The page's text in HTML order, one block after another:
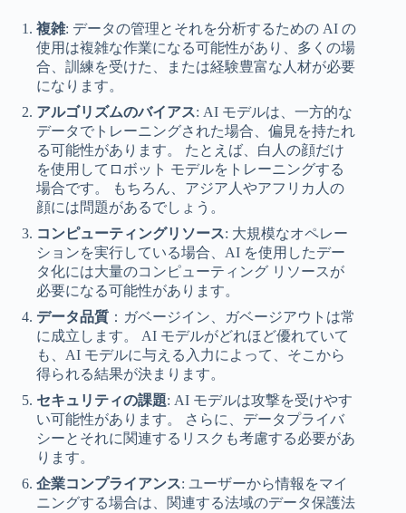
複雑: データの管理とそれを分析するための AI の
使用は複雑な作業になる可能性があり、多くの場
合、訓練を受けた、または経験豊富な人材が必要
になります。
アルゴリズムのバイアス: AI モデルは、一方的な
データでトレーニングされた場合、偏見を持たれ
る可能性があります。 たとえば、白人の顔だけ
を使用してロボット モデルをトレーニングする
場合です。 もちろん、アジア人やアフリカ人の
顔には問題があるでしょう。
コンピューティングリソース: 大規模なオペレー
ションを実行している場合、AI を使用したデー
タ化には大量のコンピューティング リソースが
必要になる可能性があります。
データ品質 ：ガベージイン、ガベージアウトは常
に成立します。 AI モデルがどれほど優れていて
も、AI モデルに与える入力によって、そこから
得られる結果が決まります。
セキュリティの課題: AI モデルは攻撃を受けやす
い可能性があります。 さらに、データプライバ
シーとそれに関連するリスクも考慮する必要があ
ります。
企業コンプライアンス: ユーザーから情報をマイ
ニングする場合は、関連する法域のデータ保護法